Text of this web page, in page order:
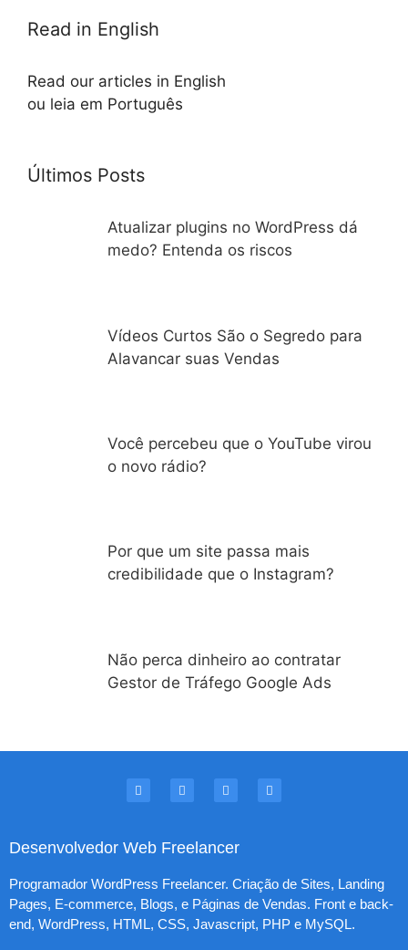
Read in English
Read our articles in English
ou leia em Português
Últimos Posts
Atualizar plugins no WordPress dá
medo? Entenda os riscos
Vídeos Curtos São o Segredo para
Alavancar suas Vendas
Você percebeu que o YouTube virou
o novo rádio?
Por que um site passa mais
credibilidade que o Instagram?
Não perca dinheiro ao contratar
Gestor de Tráfego Google Ads
Desenvolvedor Web Freelancer
Programador WordPress Freelancer. Criação de Sites, Landing
Pages, E-commerce, Blogs, e Páginas de Vendas. Front e back-
end, WordPress, HTML, CSS, Javascript, PHP e MySQL.